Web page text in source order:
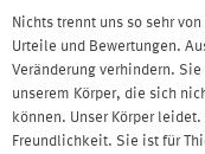
Nichts trennt uns so sehr
Urteile und Bewertungen.
Veränderung verhindern.
unserem Körper, die sich
können. Unser Körper
Freundlichkeit. Sie ist für